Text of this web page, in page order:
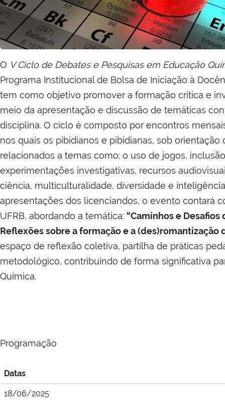
O V Ciclo de Debates e Pesquisas em Educação
Programa Institucional de Bolsa de Iniciação à
tem como objetivo promover a formação crítica e
meio da apresentação e discussão de temáticas
disciplina. O ciclo é composto por encontros
nos quais os pibidianos e pibidianas, sob
relacionados a temas como: o uso de jogos,
experimentações investigativas, recursos
ciência, multiculturalidade, diversidade e
apresentações dos licenciandos, o evento contará
UFRB, abordando a temática: “Caminhos e
Reflexões sobre a formação e a (des)romantização
espaço de reflexão coletiva, partilha de práticas
metodológico, contribuindo de forma significativa
Química.
Programação
Datas
18/06/2025